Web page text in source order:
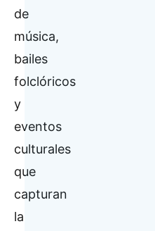
de
música,
bailes
folclóricos
y
eventos
culturales
que
capturan
la